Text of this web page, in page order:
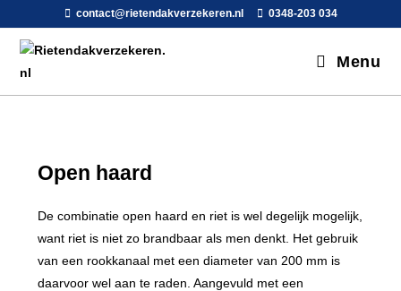
contact@rietendakverzekeren.nl 0348-203 034
Menu
Open haard
De combinatie open haard en riet is wel degelijk mogelijk,
want riet is niet zo brandbaar als men denkt. Het gebruik
van een rookkanaal met een diameter van 200 mm is
daarvoor wel aan te raden. Aangevuld met een